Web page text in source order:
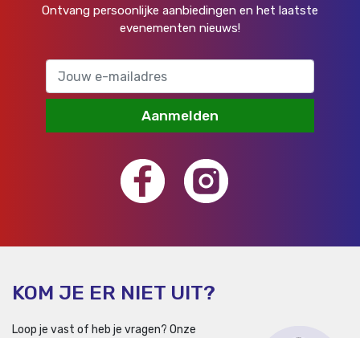
Ontvang persoonlijke aanbiedingen en het laatste
evenementen nieuws!
Aanmelden
KOM JE ER NIET UIT?
Loop je vast of heb je vragen? Onze